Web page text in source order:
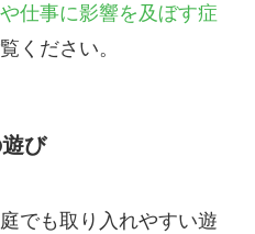
仕事に影響を及ぼす症
ください。
び
でも取り入れやすい遊